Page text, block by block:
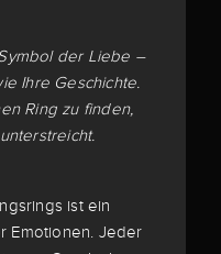
der Liebe –
Ihre Geschichte.
Ring zu finden,
ist ein
Emotionen. Jeder